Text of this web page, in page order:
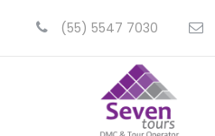
(55) 5547 7030